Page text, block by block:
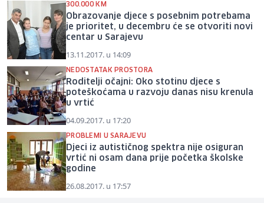
300.000 KM
Obrazovanje djece s posebnim potrebama
je prioritet, u decembru će se otvoriti novi
centar u Sarajevu
13.11.2017. u 14:09
NEDOSTATAK PROSTORA
Roditelji očajni: Oko stotinu djece s
poteškoćama u razvoju danas nisu krenula
u vrtić
04.09.2017. u 17:20
PROBLEMI U SARAJEVU
Djeci iz autističnog spektra nije osiguran
vrtić ni osam dana prije početka školske
godine
26.08.2017. u 17:57